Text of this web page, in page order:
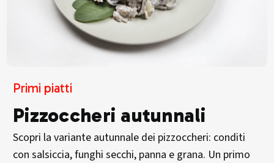
Primi piatti
Pizzoccheri autunnali
Scopri la variante autunnale dei pizzoccheri: conditi
con salsiccia, funghi secchi, panna e grana. Un primo